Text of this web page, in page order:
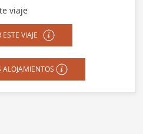
viaje
ESTE VIAJE